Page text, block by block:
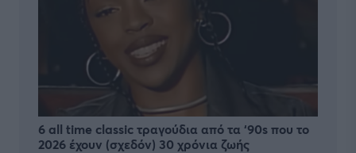
6 all time classic τραγούδια από τα ‘90s που το
2026 έχουν (σχεδόν) 30 χρόνια ζωής